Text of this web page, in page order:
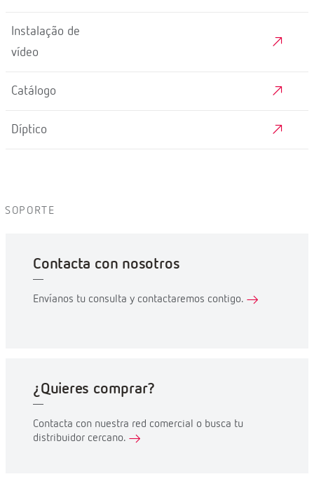
Instalação de
vídeo
Catálogo
Díptico
SOPORTE
Contacta con nosotros
Envíanos tu consulta y contactaremos contigo.
¿Quieres comprar?
Contacta con nuestra red comercial o busca tu
distribuidor cercano.